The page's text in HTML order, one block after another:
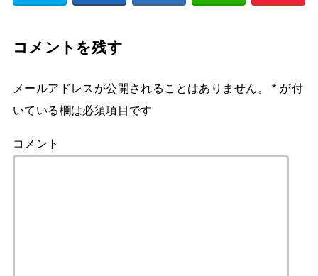
コメントを残す
メールアドレスが公開されることはありません。 * が付
いている欄は必須項目です
コメント